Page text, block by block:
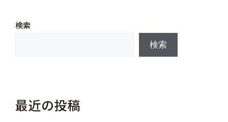
検索
検索
最近の投稿